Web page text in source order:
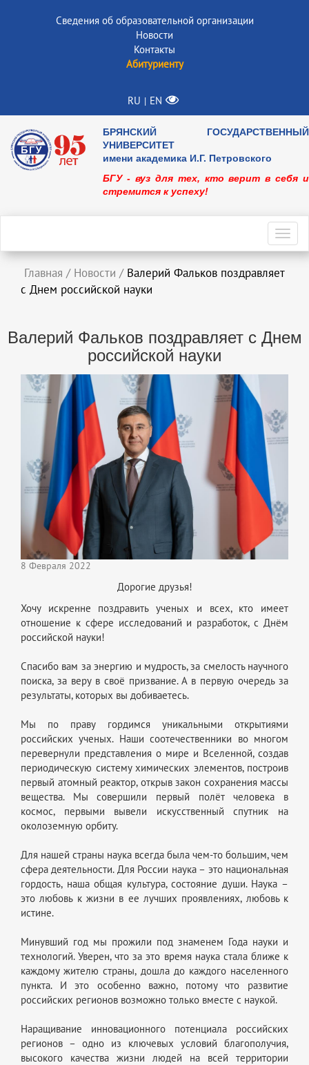
Сведения об образовательной организации
Новости
Контакты
Абитуриенту
RU | EN
БРЯНСКИЙ ГОСУДАРСТВЕННЫЙ
УНИВЕРСИТЕТ
имени академика И.Г. Петровского
БГУ - вуз для тех, кто верит в себя и
стремится к успеху!
Главная / Новости / Валерий Фальков поздравляет
с Днем российской науки
Валерий Фальков поздравляет с Днем
российской науки
8 Февраля 2022
Дорогие друзья!
Хочу искренне поздравить ученых и всех, кто имеет
отношение к сфере исследований и разработок, с Днём
российской науки!
Спасибо вам за энергию и мудрость, за смелость научного
поиска, за веру в своё призвание. А в первую очередь за
результаты, которых вы добиваетесь.
Мы по праву гордимся уникальными открытиями
российских ученых. Наши соотечественники во многом
перевернули представления о мире и Вселенной, создав
периодическую систему химических элементов, построив
первый атомный реактор, открыв закон сохранения массы
вещества. Мы совершили первый полёт человека в
космос, первыми вывели искусственный спутник на
околоземную орбиту.
Для нашей страны наука всегда была чем-то большим, чем
сфера деятельности. Для России наука – это национальная
гордость, наша общая культура, состояние души. Наука –
это любовь к жизни в ее лучших проявлениях, любовь к
истине.
Минувший год мы прожили под знаменем Года науки и
технологий. Уверен, что за это время наука стала ближе к
каждому жителю страны, дошла до каждого населенного
пункта. И это особенно важно, потому что развитие
российских регионов возможно только вместе с наукой.
Наращивание инновационного потенциала российских
регионов – одно из ключевых условий благополучия,
высокого качества жизни людей на всей территории